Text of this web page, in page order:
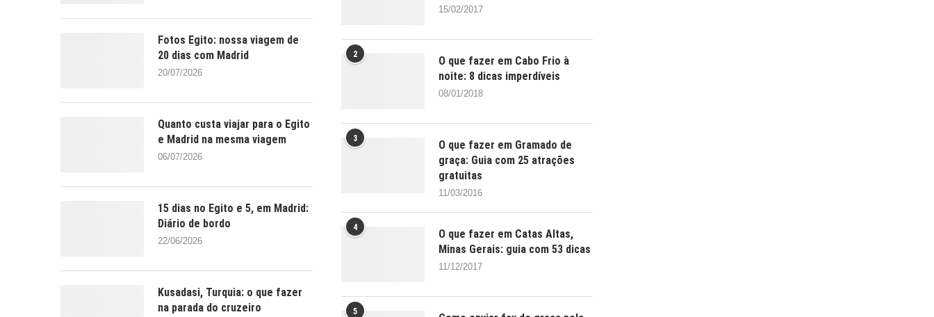
Fotos Egito: nossa viagem de
20 dias com Madrid
20/07/2026
Quanto custa viajar para o Egito
e Madrid na mesma viagem
06/07/2026
15 dias no Egito e 5, em Madrid:
Diário de bordo
22/06/2026
Kusadasi, Turquia: o que fazer
na parada do cruzeiro
15/02/2017
2
O que fazer em Cabo Frio à
noite: 8 dicas imperdíveis
08/01/2018
3
O que fazer em Gramado de
graça: Guia com 25 atrações
gratuitas
11/03/2016
4
O que fazer em Catas Altas,
Minas Gerais: guia com 53 dicas
11/12/2017
5